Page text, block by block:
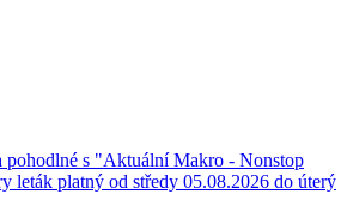
pohodlné s "Aktuální Makro - Nonstop
leták platný od středy 05.08.2026 do úterý